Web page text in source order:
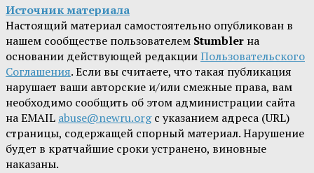
Источник материала
Настоящий материал самостоятельно опубликован в
нашем сообществе пользователем Stumbler на
основании действующей редакцииПользовательского
Соглашения. Если вы считаете, что такая публикация
нарушает ваши авторские и/или смежные права, вам
необходимо сообщить об этом администрации сайта
на EMAIL abuse@newru.orgс указанием адреса (URL)
страницы, содержащей спорный материал. Нарушение
будет в кратчайшие сроки устранено, виновные
наказаны.